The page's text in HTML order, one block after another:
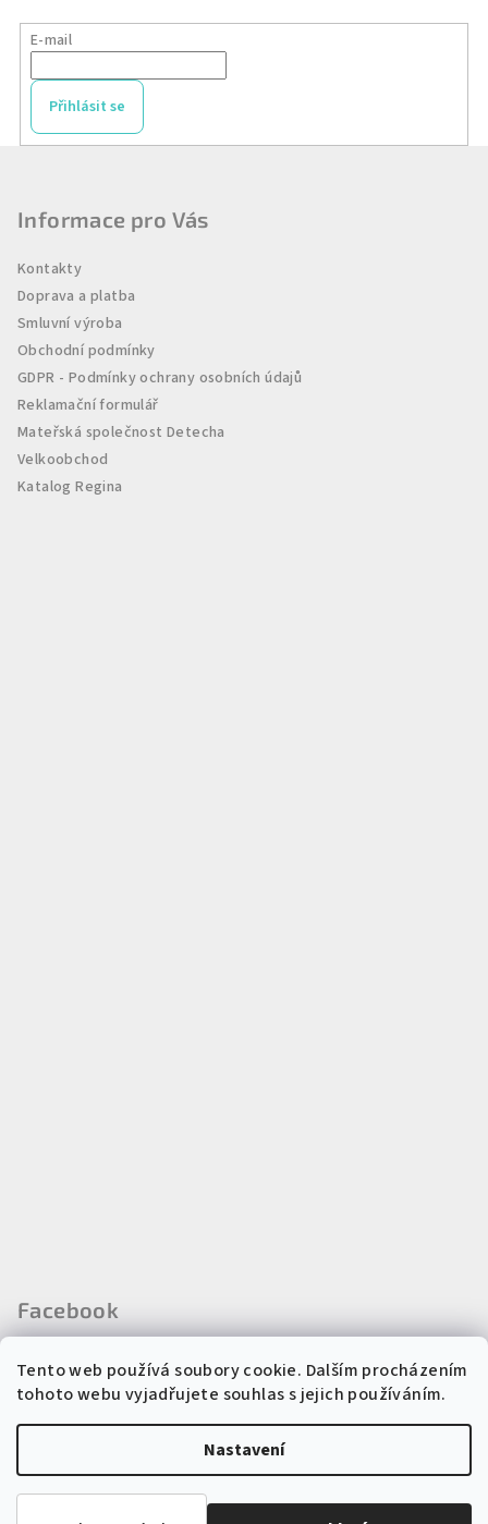
Tento web používá soubory cookie. Dalším procházením
tohoto webu vyjadřujete souhlas s jejich používáním.
Nastavení
E-mail
Přihlásit se
Informace pro Vás
Kontakty
Doprava a platba
Smluvní výroba
Obchodní podmínky
GDPR - Podmínky ochrany osobních údajů
Reklamační formulář
Mateřská společnost Detecha
Velkoobchod
Katalog Regina
Facebook
Instagram